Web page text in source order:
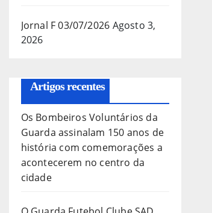
Jornal F 03/07/2026 Agosto 3,
2026
Artigos recentes
Os Bombeiros Voluntários da
Guarda assinalam 150 anos de
história com comemorações a
acontecerem no centro da
cidade